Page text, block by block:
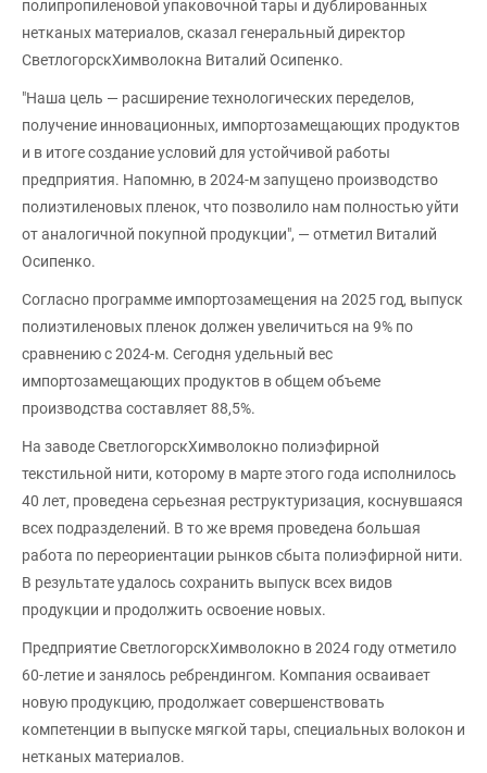
полипропиленовой упаковочной тары и дублированных
нетканых материалов, сказал генеральный директор
СветлогорскХимволокна Виталий Осипенко.
"Наша цель — расширение технологических переделов,
получение инновационных, импортозамещающих продуктов
и в итоге создание условий для устойчивой работы
предприятия. Напомню, в 2024-м запущено производство
полиэтиленовых пленок, что позволило нам полностью уйти
от аналогичной покупной продукции", — отметил Виталий
Осипенко.
Согласно программе импортозамещения на 2025 год, выпуск
полиэтиленовых пленок должен увеличиться на 9% по
сравнению с 2024-м. Сегодня удельный вес
импортозамещающих продуктов в общем объеме
производства составляет 88,5%.
На заводе СветлогорскХимволокно полиэфирной
текстильной нити, которому в марте этого года исполнилось
40 лет, проведена серьезная реструктуризация, коснувшаяся
всех подразделений. В то же время проведена большая
работа по переориентации рынков сбыта полиэфирной нити.
В результате удалось сохранить выпуск всех видов
продукции и продолжить освоение новых.
Предприятие СветлогорскХимволокно в 2024 году отметило
60-летие и занялось ребрендингом. Компания осваивает
новую продукцию, продолжает совершенствовать
компетенции в выпуске мягкой тары, специальных волокон и
нетканых материалов.